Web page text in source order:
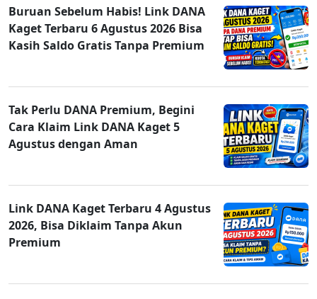
Buruan Sebelum Habis! Link DANA
Kaget Terbaru 6 Agustus 2026 Bisa
Kasih Saldo Gratis Tanpa Premium
Tak Perlu DANA Premium, Begini
Cara Klaim Link DANA Kaget 5
Agustus dengan Aman
Link DANA Kaget Terbaru 4 Agustus
2026, Bisa Diklaim Tanpa Akun
Premium